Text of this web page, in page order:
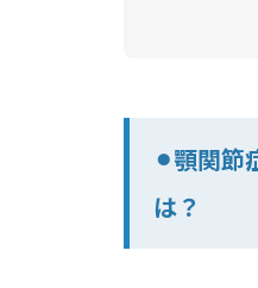
⚫︎顎関節
は？